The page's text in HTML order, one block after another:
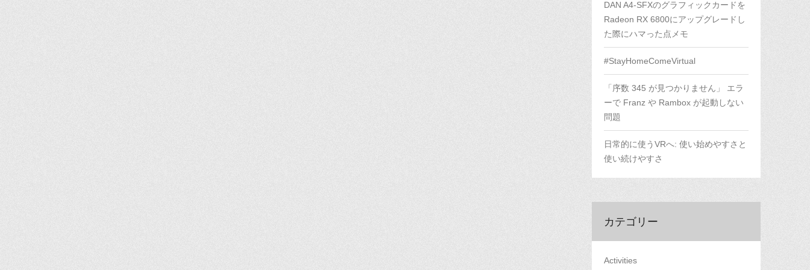
DAN A4-SFXのグラフィックカードを
Radeon RX 6800にアップグレードし
た際にハマった点メモ
#StayHomeComeVirtual
「序数 345 が見つかりません」 エラ
ーで Franz や Rambox が起動しない
問題
日常的に使うVRへ: 使い始めやすさと
使い続けやすさ
カテゴリー
Activities